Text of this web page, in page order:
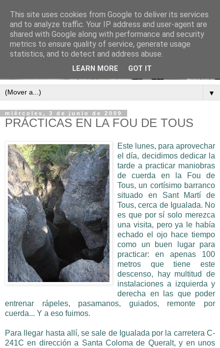
▼
miércoles, 3 de junio de 2009
PRÁCTICAS EN LA FOU DE TOUS
Este lunes, para aprovechar
el día, decidimos dedicar la
tarde a practicar maniobras
de cuerda en la Fou de
Tous, un cortísimo barranco
situado en Sant Martí de
Tous, cerca de Igualada. No
es que por sí solo merezca
una visita, pero ya le había
echado el ojo hace tiempo
como un buen lugar para
practicar: en apenas 100
metros que tiene este
descenso, hay multitud de
instalaciones a izquierda y
derecha en las que poder
entrenar rápeles, pasamanos, guiados, remonte por
cuerda... Y a eso fuimos.
Para llegar hasta allí, se sale de Igualada por la carretera C-
241C en dirección a Santa Coloma de Queralt, y en unos
This site uses cookies from Google to deliver its services
and to analyze traffic. Your IP address and user-agent are
shared with Google along with performance and security
metrics to ensure quality of service, generate usage
statistics, and to detect and address abuse.
LEARN MORE GOT IT